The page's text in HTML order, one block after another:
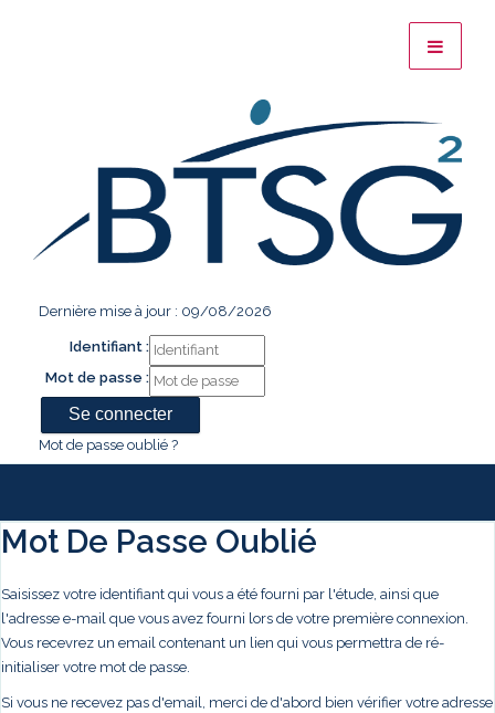
Dernière mise à jour : 09/08/2026
Identifiant :
Mot de passe :
Mot de passe oublié ?
Mot De Passe Oublié
Saisissez votre identifiant qui vous a été fourni par l'étude, ainsi que
l'adresse e-mail que vous avez fourni lors de votre première connexion.
Vous recevrez un email contenant un lien qui vous permettra de ré-
initialiser votre mot de passe.
Si vous ne recevez pas d'email, merci de d'abord bien vérifier votre adresse